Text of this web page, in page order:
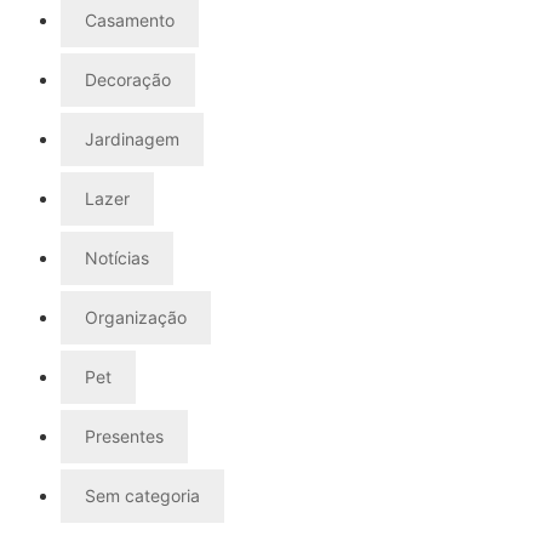
Casamento
Decoração
Jardinagem
Lazer
Notícias
Organização
Pet
Presentes
Sem categoria